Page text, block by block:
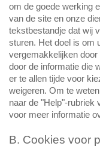
om de goede werking
van de site en onze
tekstbestandje dat wij
sturen. Het doel is om
vergemakkelijken
door de informatie die
er te allen tijde voor
weigeren. Om te
naar de "Help"-rubriek
voor meer informatie
B. Cookies voor